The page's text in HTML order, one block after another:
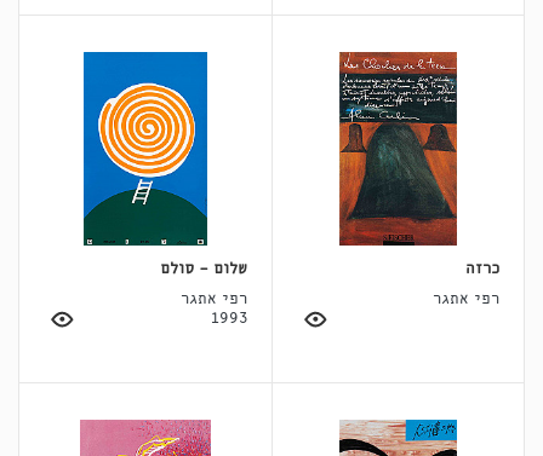
כרזה
רפי אתגר
שלום - סולם
רפי אתגר
1993